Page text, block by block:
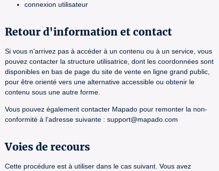
connexion utilisateur
Retour d'information et contact
Si vous n’arrivez pas à accéder à un contenu ou à un service, vous
pouvez contacter la structure utilisatrice, dont les coordonnées sont
disponibles en bas de page du site de vente en ligne grand public,
pour être orienté vers une alternative accessible ou obtenir le
contenu sous une autre forme.
Vous pouvez également contacter Mapado pour remonter la non-
conformité à l’adresse suivante : support@mapado.com
Voies de recours
Cette procédure est à utiliser dans le cas suivant. Vous avez